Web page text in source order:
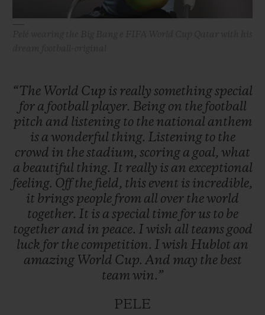
“The World Cup is really somethingspecial
for a football player. Being on the football
pitch and listening to the national anthem
is a wonderful thing. Listening to the
crowd in thestadium, scoring a goal, what
a beautiful thing. It really is an exceptional
feeling. Off the field, this event is incredible,
it brings people from all over theworld
together. It is a special time for us to be
together and in peace. I wish all teams good
luck for the competition. I wish Hublot an
amazing World Cup. And may the best
team win.”
PELE